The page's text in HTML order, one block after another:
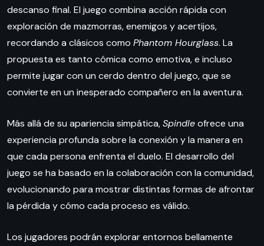
descanso final. El juego combina acción rápida con
exploración de mazmorras, enemigos y acertijos,
recordando a clásicos como Phantom Hourglass. La
propuesta es tanto cómica como emotiva, e incluso
permite jugar con un cerdo dentro del juego, que se
convierte en un inesperado compañero en la aventura.
Más allá de su apariencia simpática,Spindleofrece una
experiencia profunda sobre la conexión y la manera en
que cada persona enfrenta el duelo. El desarrollo del
juego se ha basado en la colaboración con la comunidad,
evolucionando para mostrar distintas formas de afrontar
la pérdida y cómo cada proceso es válido.
Los jugadores podrán explorar entornos bellamente